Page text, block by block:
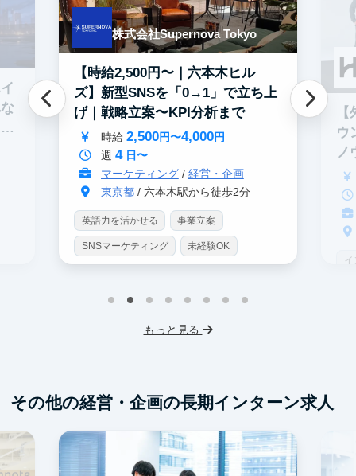
株式会社Supernova Tokyo
【時給2,500円〜｜六本木ヒル
ズ】新型SNSを「0→1」で立ち上
げ｜戦略立案〜KPI分析まで
時給 2,500円〜4,000円
週 4日〜
マーケティング/ 経営・企画
東京都/ 六本木駅から徒歩2分
英語力を活かせる 事業立案
SNSマーケティング 未経験OK
交通費支給
ウ
ノ
もっと見る
その他の経営・企画の長期インターン求人